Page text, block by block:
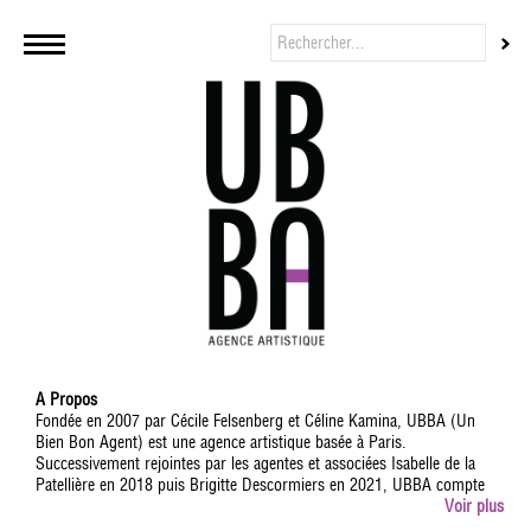
A Propos
Fondée en 2007 par Cécile Felsenberg et Céline Kamina, UBBA (Un
Bien Bon Agent) est une agence artistique basée à Paris.
Successivement rejointes par les agentes et associées Isabelle de la
Patellière en 2018 puis Brigitte Descormiers en 2021, UBBA compte
aujourd'hui 13 agents dont Jean-Baptiste L'Herron, Fanny Minvielle,
Voir plus